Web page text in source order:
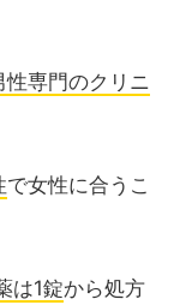
性専門のクリニ
で女性に合うこ
は1錠から処方